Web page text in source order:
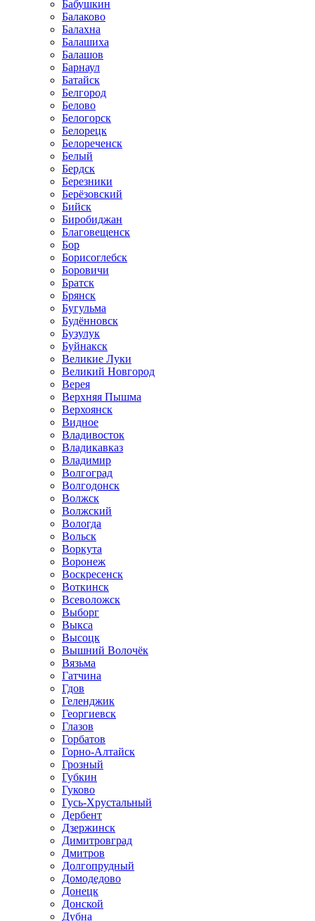
Бабушкин
Балаково
Балахна
Балашиха
Балашов
Барнаул
Батайск
Белгород
Белово
Белогорск
Белорецк
Белореченск
Белый
Бердск
Березники
Берёзовский
Бийск
Биробиджан
Благовещенск
Бор
Борисоглебск
Боровичи
Братск
Брянск
Бугульма
Будённовск
Бузулук
Буйнакск
Великие Луки
Великий Новгород
Верея
Верхняя Пышма
Верхоянск
Видное
Владивосток
Владикавказ
Владимир
Волгоград
Волгодонск
Волжск
Волжский
Вологда
Вольск
Воркута
Воронеж
Воскресенск
Воткинск
Всеволожск
Выборг
Выкса
Высоцк
Вышний Волочёк
Вязьма
Гатчина
Гдов
Геленджик
Георгиевск
Глазов
Горбатов
Горно-Алтайск
Грозный
Губкин
Гуково
Гусь-Хрустальный
Дербент
Дзержинск
Димитровград
Дмитров
Долгопрудный
Домодедово
Донецк
Донской
Дубна